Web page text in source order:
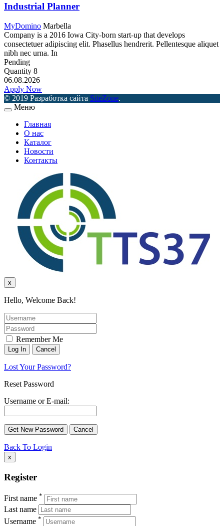
Industrial Planner
MyDomino Marbella
Company is a 2016 Iowa City-born start-up that develops
consectetuer adipiscing elit. Phasellus hendrerit. Pellentesque aliquet
nibh nec urna. In
Pending
Quantity 8
06.08.2026
Apply Now
© 2019 Разработка сайта SiteZone.
Меню
Главная
О нас
Каталог
Новости
Контакты
x
Hello, Welcome Back!
Remember Me
Lost Your Password?
Reset Password
Username or E-mail:
Back To Login
x
Register
First name *
Last name
Username *